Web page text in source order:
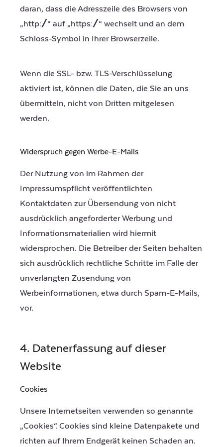
daran, dass die Adresszeile des Browsers von
„http://“ auf „https://“ wechselt und an dem
Schloss-Symbol in Ihrer Browserzeile.
Wenn die SSL- bzw. TLS-Verschlüsselung
aktiviert ist, können die Daten, die Sie an uns
übermitteln, nicht von Dritten mitgelesen
werden.
Widerspruch gegen Werbe-E-Mails
Der Nutzung von im Rahmen der
Impressumspflicht veröffentlichten
Kontaktdaten zur Übersendung von nicht
ausdrücklich angeforderter Werbung und
Informationsmaterialien wird hiermit
widersprochen. Die Betreiber der Seiten behalten
sich ausdrücklich rechtliche Schritte im Falle der
unverlangten Zusendung von
Werbeinformationen, etwa durch Spam-E-Mails,
vor.
4. Datenerfassung auf dieser
Website
Cookies
Unsere Internetseiten verwenden so genannte
„Cookies“. Cookies sind kleine Datenpakete und
richten auf Ihrem Endgerät keinen Schaden an.